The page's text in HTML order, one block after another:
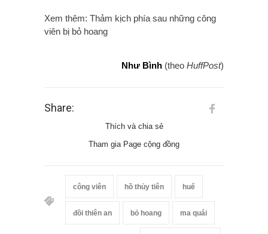
Xem thêm: Thảm kịch phía sau những công
viên bị bỏ hoang
Như Bình (theo HuffPost)
Share:
Thích và chia sẻ
Tham gia Page cộng đồng
công viên hồ thủy tiên huế
đồi thiên an bỏ hoang ma quái